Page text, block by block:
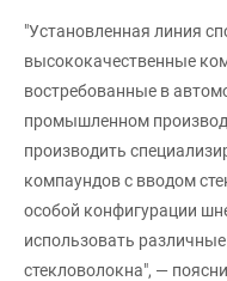
"Установленная линия
высококачественные
востребованные в
промышленном
производить
компаундов с вводом
особой конфигурации
использовать
стекловолокна", —